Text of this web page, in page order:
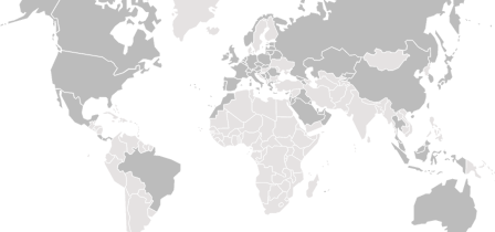
Marken
Chance
Works